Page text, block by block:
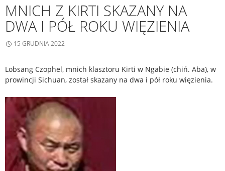
MNICH Z KIRTI SKAZANY NA
DWA I PÓŁ ROKU WIĘZIENIA
15 GRUDNIA 2022
Lobsang Czophel, mnich klasztoru Kirti w Ngabie (chiń. Aba), w
prowincji Sichuan, został skazany na dwa i pół roku więzienia.